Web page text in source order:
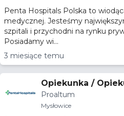
Penta Hospitals Polska to
medycznej. Jesteśmy
szpitali i przychodni na rynku
Posiadamy wi...
3 miesiące temu
Opiekunka /
Proaltum
Mysłowice